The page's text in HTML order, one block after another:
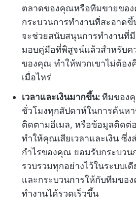
ตลาดของคุณหรือทีมขายของ
กระบวนการทำงานที่สะอาดขึ้
จะช่วยสนับสนุนการทำงาน
มอบคู่มือที่พิสูจน์แล้วสำหรับค
ของคุณ ทำให้พวกเขาไม่ต้อง
เมื่อไหร่
เวลาและเงินมากขึ้น: ทีมของ
ชั่วโมงทุกสัปดาห์ในการค้นห
ติดตามอีเมล, หรือข้อมูลติดต่
ทำให้คุณเสียเวลาและเงิน ซึ่
กำไรของคุณ ยอมรับกระบวน
รวบรวมทุกอย่างไว้ในระบบเ
และกระบวนการให้กับทีมขอ
ทำงานได้รวดเร็วขึ้น